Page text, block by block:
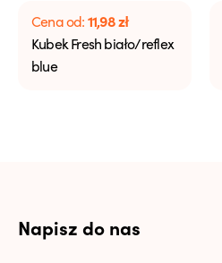
Cena od:11,98zł
Kubek Fresh biało/reflex
blue
Napisz do nas